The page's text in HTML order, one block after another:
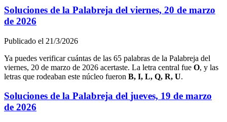
Soluciones de la Palabreja del viernes, 20 de marzo
de 2026
Publicado el 21/3/2026
Ya puedes verificar cuántas de las 65 palabras de la Palabreja del
viernes, 20 de marzo de 2026 acertaste. La letra central fue O, y las
letras que rodeaban este núcleo fueron B, I, L, Q, R, U.
Soluciones de la Palabreja del jueves, 19 de marzo
de 2026